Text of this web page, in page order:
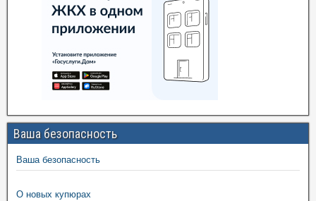
Ваша безопасность
Ваша безопасность
О новых купюрах